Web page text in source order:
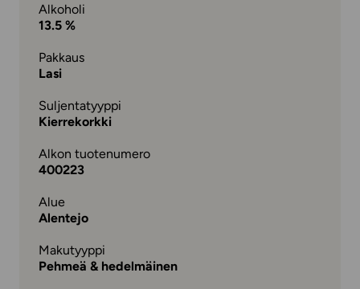
Alkoholi
13.5 %
Pakkaus
Lasi
Suljentatyyppi
Kierrekorkki
Alkon tuotenumero
400223
Alue
Alentejo
Makutyyppi
Pehmeä & hedelmäinen